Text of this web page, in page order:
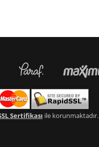
Sertifikası ile korunmaktadır.